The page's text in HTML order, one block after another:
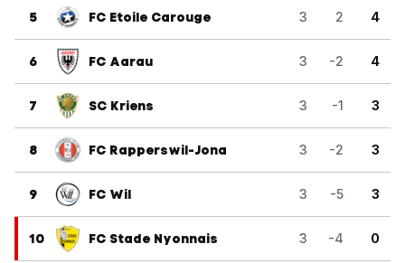
5 FC Etoile Carouge 3 2 4
6 FC Aarau 3 -2 4
7 SC Kriens 3 -1 3
8 FC Rapperswil-Jona 3 -2 3
9 FC Wil 3 -5 3
10 FC Stade Nyonnais 3 -4 0